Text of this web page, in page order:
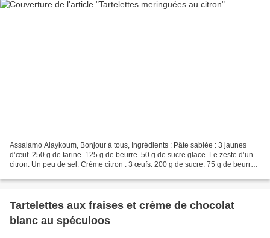
Assalamo Alaykoum, Bonjour à tous, Ingrédients : Pâte sablée : 3 jaunes
d’œuf. 250 g de farine. 125 g de beurre. 50 g de sucre glace. Le zeste d’un
citron. Un peu de sel. Crème citron : 3 œufs. 200 g de sucre. 75 g de beurre.
Tartelettes aux fraises et crème de chocolat
blanc au spéculoos